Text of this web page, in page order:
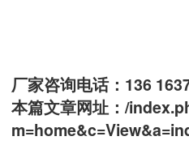
厂家咨询电话：136
本篇文章网址： /